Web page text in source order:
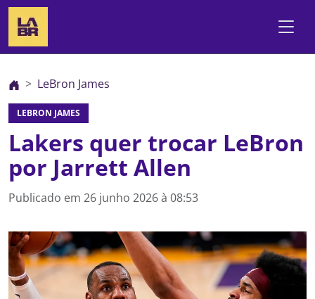
LeBron James
LEBRON JAMES
Lakers quer trocar LeBron
por Jarrett Allen
Publicado em 26 junho 2026 à 08:53